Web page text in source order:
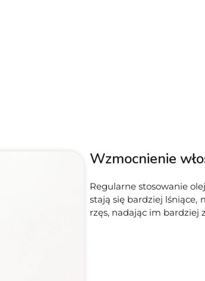
Wzmocnienie
Regularne stosowanie
stają się bardziej lśniące,
rzęs, nadając im bardziej